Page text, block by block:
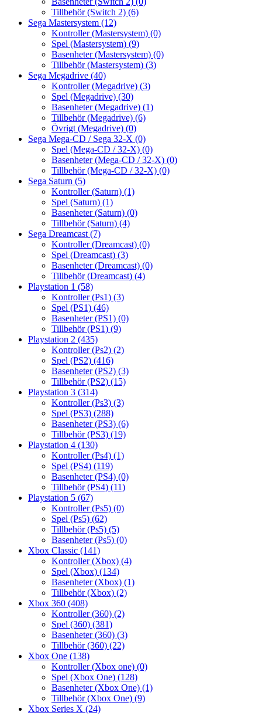
Tillbehör (Switch 2) (6)
Sega Mastersystem (12)
Kontroller (Mastersystem) (0)
Spel (Mastersystem) (9)
Basenheter (Mastersystem) (0)
Tillbehör (Mastersystem) (3)
Sega Megadrive (40)
Kontroller (Megadrive) (3)
Spel (Megadrive) (30)
Basenheter (Megadrive) (1)
Tillbehör (Megadrive) (6)
Övrigt (Megadrive) (0)
Sega Mega-CD / Sega 32-X (0)
Spel (Mega-CD / 32-X) (0)
Basenheter (Mega-CD / 32-X) (0)
Tillbehör (Mega-CD / 32-X) (0)
Sega Saturn (5)
Kontroller (Saturn) (1)
Spel (Saturn) (1)
Basenheter (Saturn) (0)
Tillbehör (Saturn) (4)
Sega Dreamcast (7)
Kontroller (Dreamcast) (0)
Spel (Dreamcast) (3)
Basenheter (Dreamcast) (0)
Tillbehör (Dreamcast) (4)
Playstation 1 (58)
Kontroller (Ps1) (3)
Spel (PS1) (46)
Basenheter (PS1) (0)
Tillbehör (PS1) (9)
Playstation 2 (435)
Kontroller (Ps2) (2)
Spel (PS2) (416)
Basenheter (PS2) (3)
Tillbehör (PS2) (15)
Playstation 3 (314)
Kontroller (Ps3) (3)
Spel (PS3) (288)
Basenheter (PS3) (6)
Tillbehör (PS3) (19)
Playstation 4 (130)
Kontroller (Ps4) (1)
Spel (PS4) (119)
Basenheter (PS4) (0)
Tillbehör (PS4) (11)
Playstation 5 (67)
Kontroller (Ps5) (0)
Spel (Ps5) (62)
Tillbehör (Ps5) (5)
Basenheter (Ps5) (0)
Xbox Classic (141)
Kontroller (Xbox) (4)
Spel (Xbox) (134)
Basenheter (Xbox) (1)
Tillbehör (Xbox) (2)
Xbox 360 (408)
Kontroller (360) (2)
Spel (360) (381)
Basenheter (360) (3)
Tillbehör (360) (22)
Xbox One (138)
Kontroller (Xbox one) (0)
Spel (Xbox One) (128)
Basenheter (Xbox One) (1)
Tillbehör (Xbox One) (9)
Xbox Series X (24)